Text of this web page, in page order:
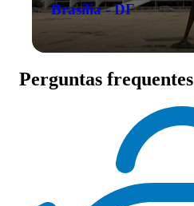
Brasília - DF
Perguntas frequentes